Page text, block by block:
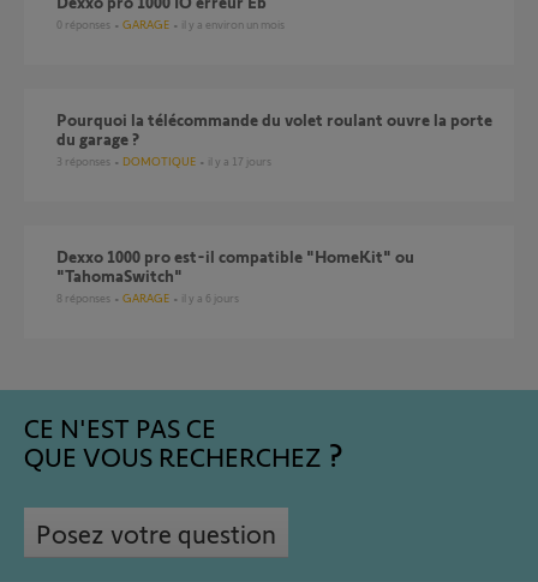
0 réponses GARAGE il y a environ un mois
pourquoi la télécommande du volet roulant ouvre la porte
du garage ?
3 réponses DOMOTIQUE il y a 17 jours
dexxo 1000 pro est-il compatible "HomeKit" ou
"TahomaSwitch"
8 réponses GARAGE il y a 6 jours
CE N'EST PAS CE
QUE VOUS RECHERCHEZ
Posez votre question